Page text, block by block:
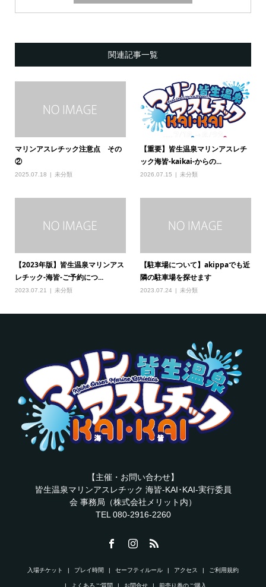
関連記事一覧
マリンアスレチック注意点 その
②
2025.07.18 未分類
【重要】皆生温泉マリンアスレチ
ック海皆-kaikai-からの...
2026.07.15 未分類
【2023年版】皆生温泉マリンアス
レチック-海皆-ご予約につ...
2023.07.21 未分類
【駐車場について】akippaでも近
隣の駐車場を探せます
2023.07.24 未分類
【主催・お問い合わせ】
皆生温泉マリンアスレチック 海皆-KAI･KAI-実行委員
会 事務局（株式会社メリット内）
TEL 080-2916-2260
入場チケット プレイ時間 セーフティルール アクセス ご利用規約